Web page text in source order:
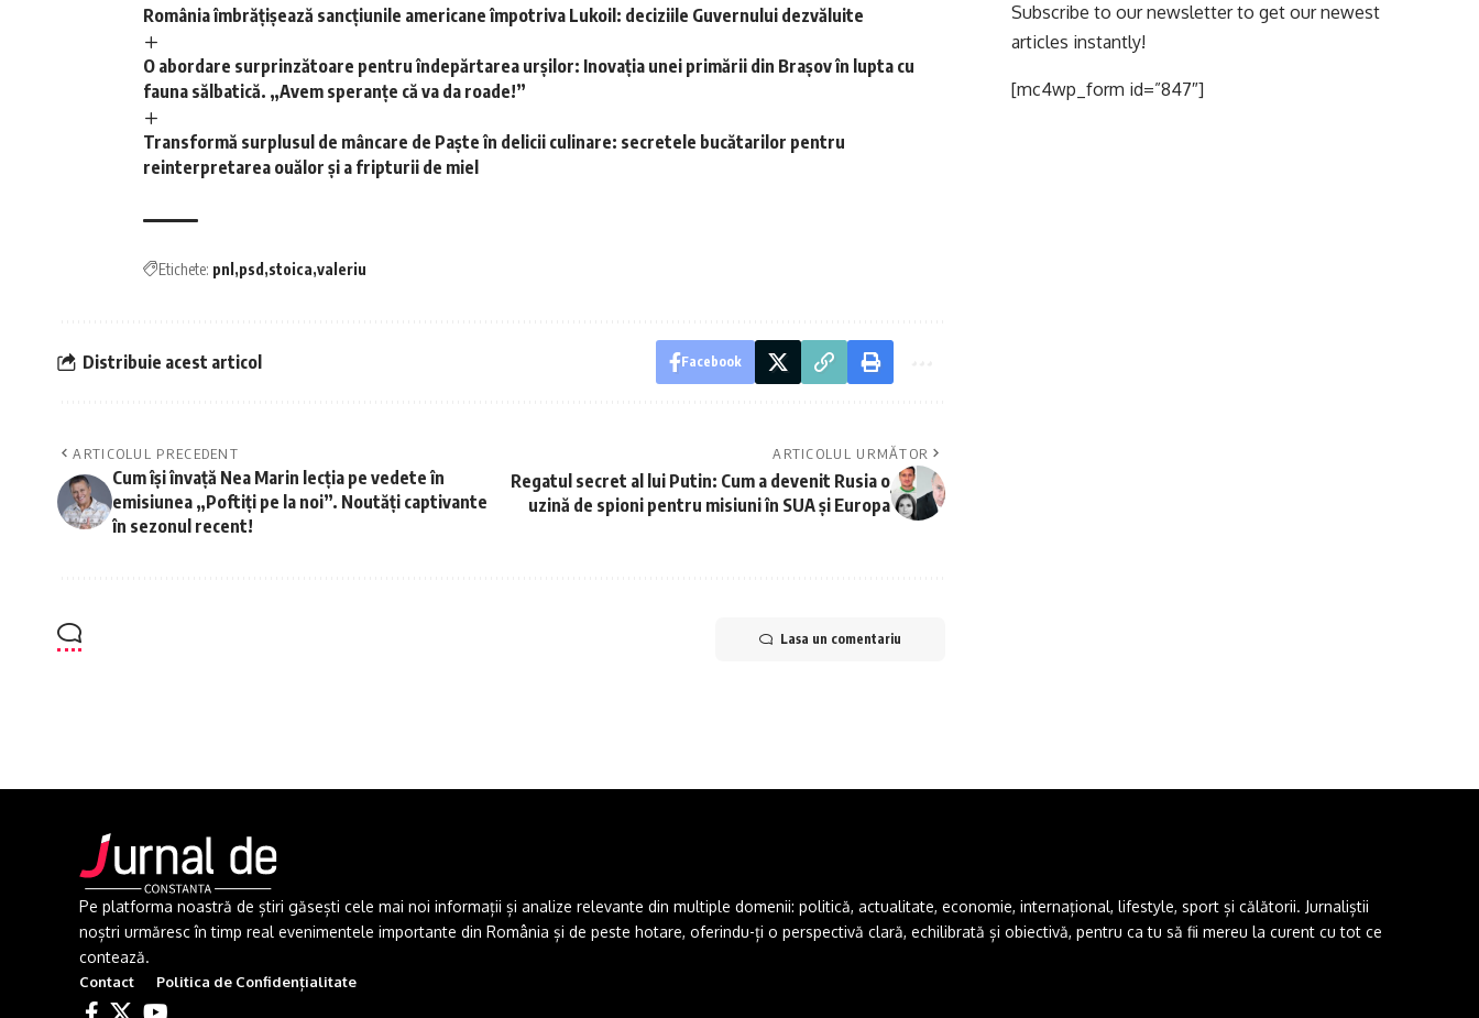
România îmbrățișează sancțiunile americane împotriva Lukoil: deciziile Guvernului dezvăluite
O abordare surprinzătoare pentru îndepărtarea urșilor: Inovația unei primării din Brașov în lupta cu
fauna sălbatică. „Avem speranțe că va da roade!”
Transformă surplusul de mâncare de Paște în delicii culinare: secretele bucătarilor pentru
reinterpretarea ouălor și a fripturii de miel
Etichete: pnl psd stoica valeriu
Distribuie acest articol Facebook
ARTICOLUL PRECEDENT
Cum își învață Nea Marin lecția pe vedete în
emisiunea „Poftiți pe la noi”. Noutăți captivante
în sezonul recent!
ARTICOLUL URMĂTOR
Regatul secret al lui Putin: Cum a devenit Rusia o
uzină de spioni pentru misiuni în SUA și Europa
Lasa un comentariu
Subscribe to our newsletter to get our newest
articles instantly!
[mc4wp_form id=”847″]
Pe platforma noastră de știri găsești cele mai noi informații și analize relevante din multiple domenii: politică, actualitate, economie, internațional, lifestyle, sport și călătorii. Jurnaliștii
noștri urmăresc în timp real evenimentele importante din România și de peste hotare, oferindu-ți o perspectivă clară, echilibrată și obiectivă, pentru ca tu să fii mereu la curent cu tot ce
contează.
Contact Politica de Confidențialitate